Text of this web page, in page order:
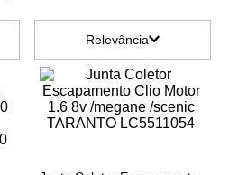
Relevância